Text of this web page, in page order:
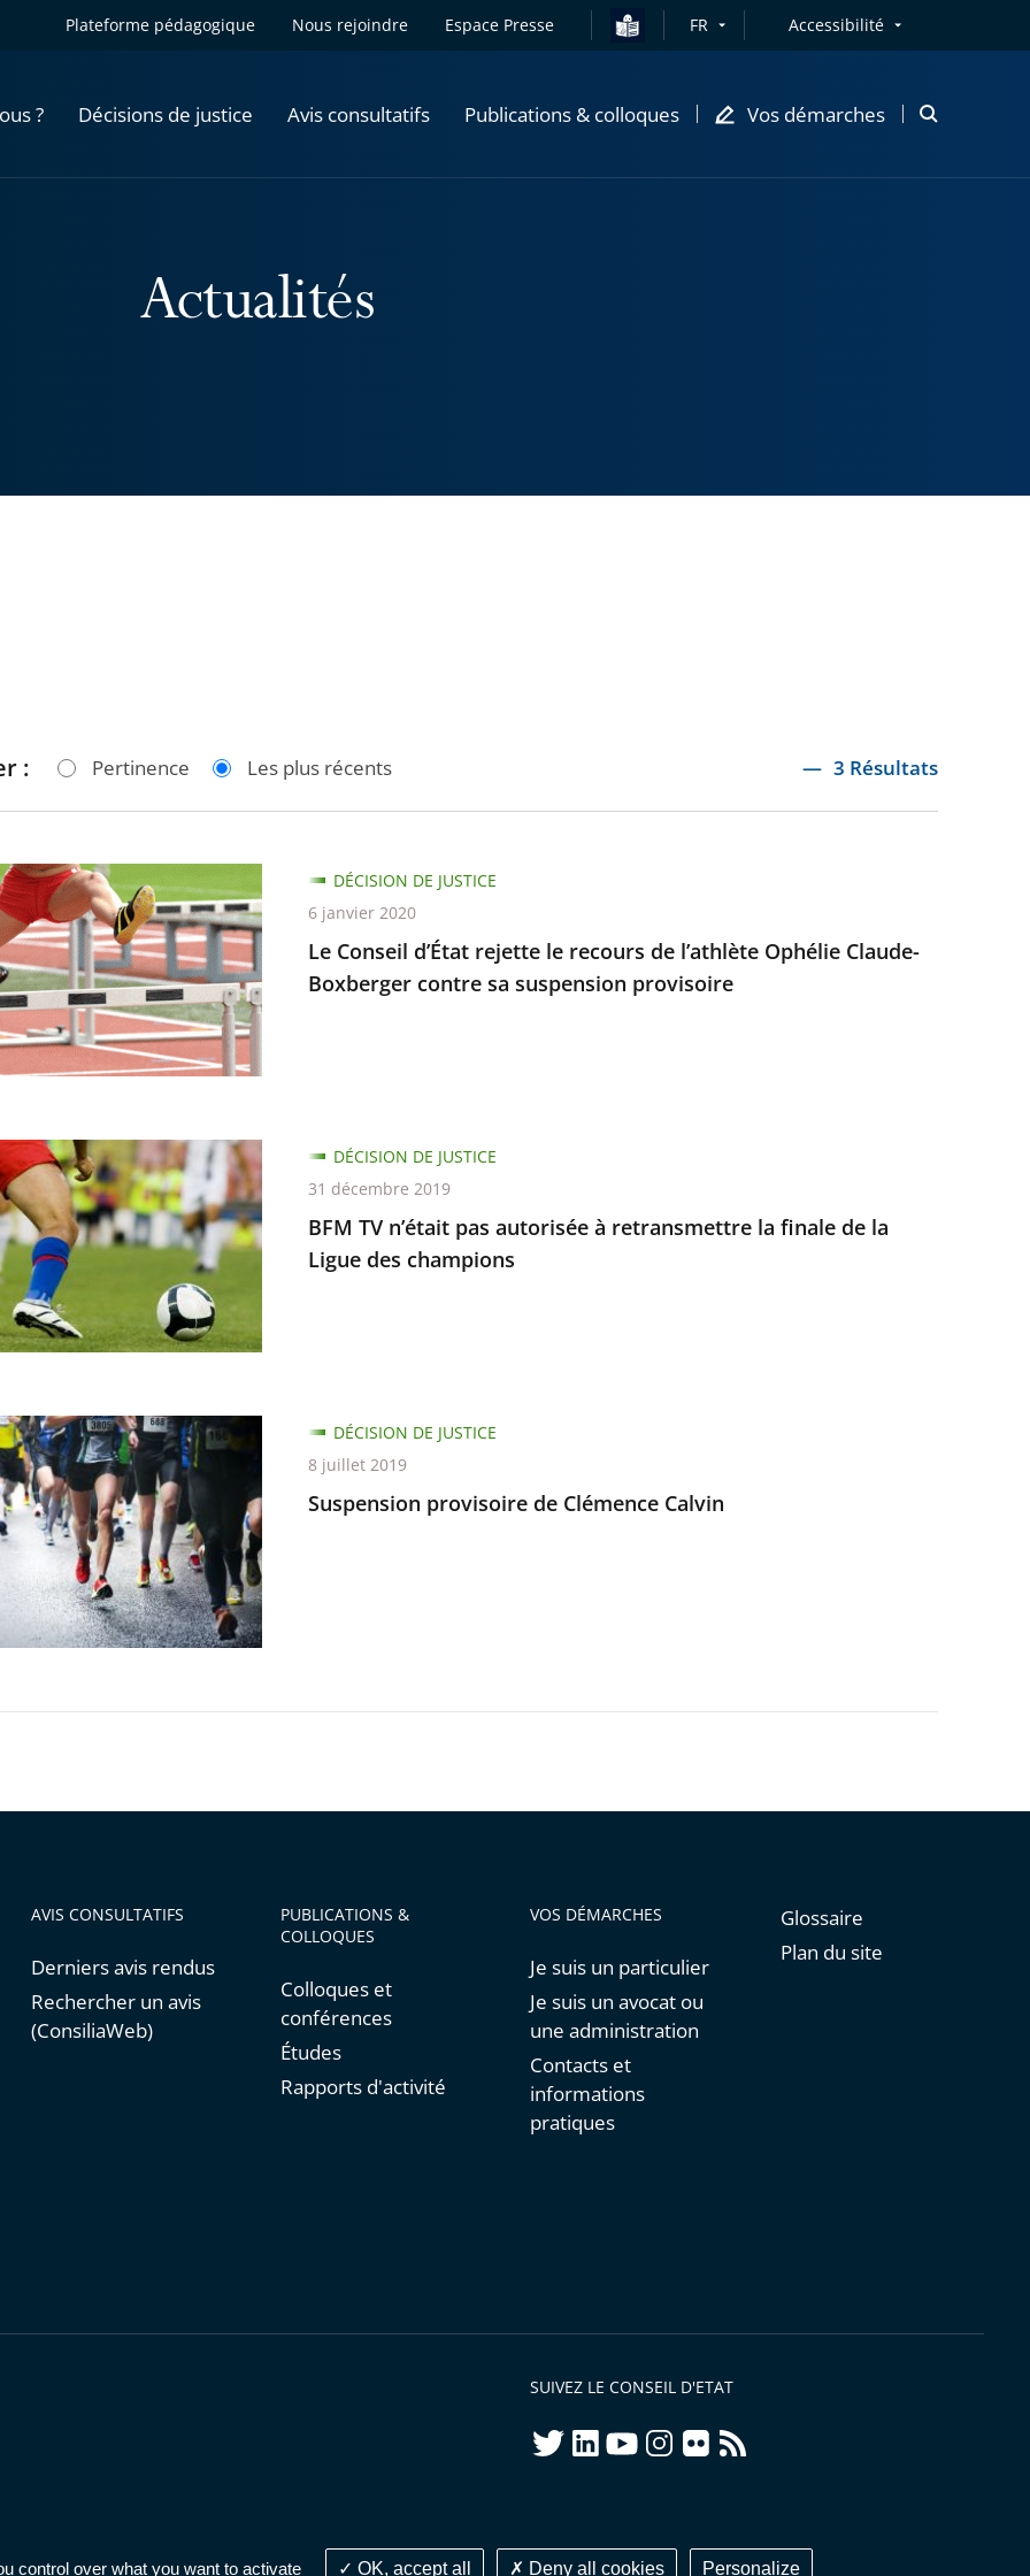
control over what you want to activate OK, accept all Deny all cookies Personalize
Plateforme pédagogique Nous rejoindre Espace Presse FR Accessibilité
? Décisions de justice Avis consultatifs Publications & colloques Vos démarches
Ouvrir
Actualités
: Pertinence Les plus récents 3 Résultats
Le Conseil d’État rejette le recours de l’athlète Ophélie Claude-
Boxberger contre sa suspension provisoire
DÉCISION DE JUSTICE
6 janvier 2020
BFM TV n’était pas autorisée à retransmettre la finale de la
Ligue des champions
DÉCISION DE JUSTICE
31 décembre 2019
Suspension provisoire de Clémence Calvin
DÉCISION DE JUSTICE
8 juillet 2019
AVIS CONSULTATIFS
Derniers avis rendus
Rechercher un avis
(ConsiliaWeb)
PUBLICATIONS &
COLLOQUES
Colloques et
conférences
Études
Rapports d'activité
VOS DÉMARCHES
Je suis un particulier
Je suis un avocat ou
une administration
Contacts et
informations
pratiques
Glossaire
Plan du site
SUIVEZ LE CONSEIL D'ETAT
twitterlinkedInyoutubeinstagram
flickrrss
Publications administratives-Accessibilité : partiellement conforme